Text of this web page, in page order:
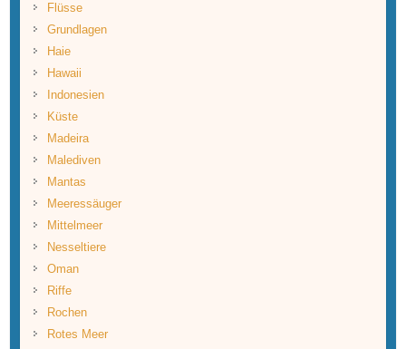
Flüsse
Grundlagen
Haie
Hawaii
Indonesien
Küste
Madeira
Malediven
Mantas
Meeressäuger
Mittelmeer
Nesseltiere
Oman
Riffe
Rochen
Rotes Meer